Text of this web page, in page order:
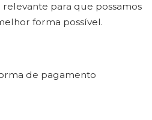
para que possamos
forma possível.
de pagamento